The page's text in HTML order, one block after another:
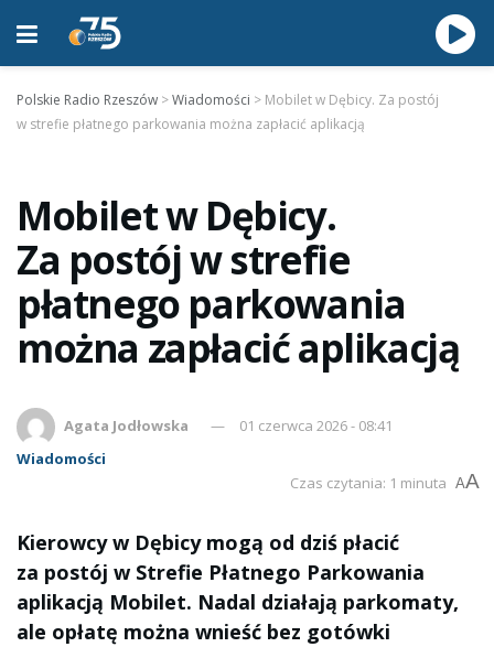
Polskie Radio Rzeszów >Wiadomości > Mobilet w Dębicy. Za postój
w strefie płatnego parkowania można zapłacić aplikacją
Mobilet w Dębicy.
Za postój w strefie
płatnego parkowania
można zapłacić aplikacją
Agata Jodłowska
01 czerwca 2026 - 08:41
Wiadomości
Czas czytania: 1 minuta AA
Kierowcy w Dębicy mogą od dziś płacić
za postój w Strefie Płatnego Parkowania
aplikacją Mobilet. Nadal działają parkomaty,
ale opłatę można wnieść bez gotówki